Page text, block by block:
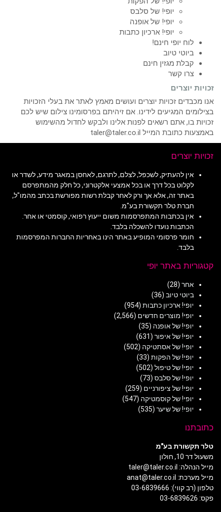
יופי! של סלבס
יופי! של אופנה
יופי! ארכיון כתבות
לוח יופי חינם!
ביוטי טיוב
קבלת מגזין חינם
צרו קשר
זכויות יוצרים
אנו מכבדים זכויות יוצרים ועושים מאמץ לאתר את בעלי הזכויות
בצילומים המגיעים לידינו. אם זיהיתם בפרסומינו צילום שיש לכם
זכויות בו, אתם רשאים לפנות אלינו ולבקש לחדול מהשימוש
באמצעות כתובת המייל taler@taler.co.il
זכויות יוצרים
אין להעתיק, לשכפל, לצלם, לתרגם, לאחסן במאגר מידע, לשדר או
לקלוט בכל דרך או בכל אמצעי אלקטרוני, כל חלק מהמתפרסם
באתר זה, אלא אך ורק לאחר קבלת רשות מפורשת בכתב מהמו"ל,
חברת טלר תקשורת בע"מ.
אין בכתבות המתפרסמות משום ייעוץ רפואי, קוסמטי או אחר.
הכתבות נועדו להשכלה בלבד.
חומר פרסומי המופיע באתר הינו באחריות החברות המפרסמות
בלבד.
קטגוריות באתר יופי
אחר (28)
ביוטי טיוב (36)
יופי! ארכיון כתבות (954)
יופי! מוצרים חדשים (2,566)
יופי! של אופנה (35)
יופי! של איפור (631)
יופי! של אסתטיקה (502)
יופי! של הפקות (33)
יופי! של טיפול (502)
יופי! של סלבס (73)
יופי! של ציפורניים (259)
יופי! של קוסמטיקה (547)
יופי! של שיער (535)
כתובתנו
טלר תקשורת בע"מ
משעול דר 10, חולון
מייל הנהלה: taler@taler.co.il
מייל מערכת: anat@taler.co.il
טלפון (רב קווי): 03-6839666
פקס: 03-6839626